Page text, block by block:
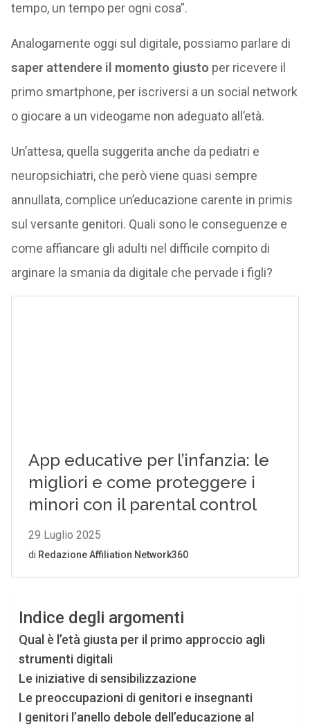
tempo, un tempo per ogni cosa”.
Analogamente oggi sul digitale, possiamo parlare di
saper attendere il momento giusto per ricevere il
primo smartphone, per iscriversi a un social network
o giocare a un videogame non adeguato all’età.
Un’attesa, quella suggerita anche da pediatri e
neuropsichiatri, che però viene quasi sempre
annullata, complice un’educazione carente in primis
sul versante genitori. Quali sono le conseguenze e
come affiancare gli adulti nel difficile compito di
arginare la smania da digitale che pervade i figli?
Indice degli argomenti
Qual è l’età giusta per il primo approccio agli
strumenti digitali
Le iniziative di sensibilizzazione
Le preoccupazioni di genitori e insegnanti
I genitori l’anello debole dell’educazione al